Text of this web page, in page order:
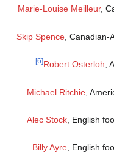
Marie-Louise Meilleur,
Skip Spence, Canadian-
Robert Osterloh ,
[6]
Michael Ritchie,
Alec Stock, English
Billy Ayre, English